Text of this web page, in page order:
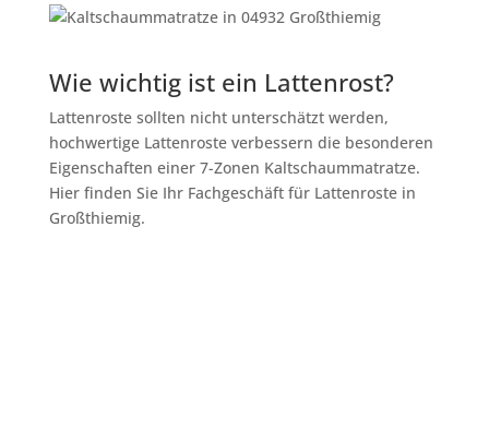
Wie wichtig ist ein Lattenrost?
Lattenroste sollten nicht unterschätzt werden,
hochwertige Lattenroste verbessern die besonderen
Eigenschaften einer 7-Zonen Kaltschaummatratze.
Hier finden Sie Ihr Fachgeschäft für Lattenroste in
Großthiemig.